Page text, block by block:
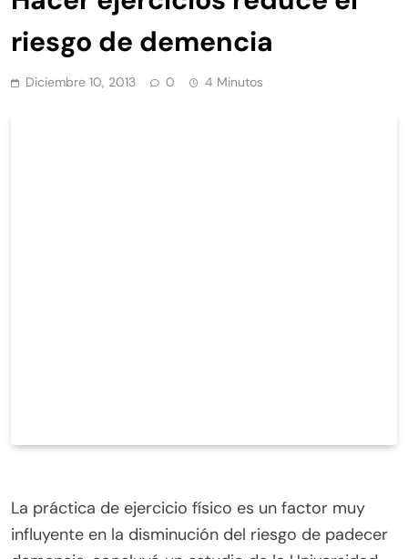
riesgo de demencia
Diciembre 10, 2013 0 4 Minutos
La práctica de ejercicio físico es un factor muy
influyente en la disminución del riesgo de padecer